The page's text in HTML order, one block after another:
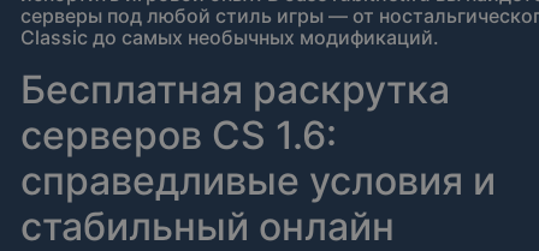
серверы под любой стиль игры — от
Classic до самых необычных модификаций.
Бесплатная раскрутка
серверов CS 1.6:
справедливые условия и
стабильный онлайн